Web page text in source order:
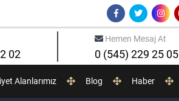
02
Hemen Mesaj At
0 (545) 229 25 05
Alanlarımız Blog Haber